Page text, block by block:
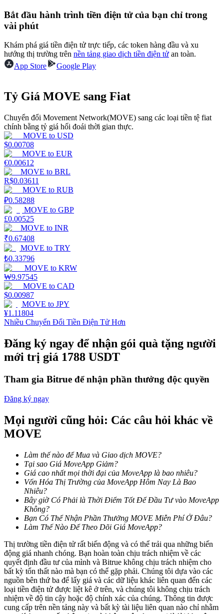
Power Piggy
Staking
Lợi nhuận cao và truy cập ngay lập tức
Launchpool
Đặt cọc linh hoạt để kiếm được các token phổ biến.
Khóa BTR
Đầu tư độc quyền cho người nắm giữ BTR
Khoản vay
Dịch vụ vay được hỗ trợ bằng tiền điện tử
Bắt đầu hành trình tiền điện tử của bạn chỉ trong
vài phút
Khám phá giá tiền điện tử trực tiếp, các token hàng đầu và xu
hướng thị trường trên nền tảng giao dịch tiền điện tử an toàn.
App Store
Google Play
Tỷ Giá MOVE sang Fiat
Chuyển đổi Movement Network(MOVE) sang các loại tiền tệ fiat
chính bằng tỷ giá hối đoái thời gian thực.
MOVE to USD
$0.00708
MOVE to EUR
€0.00612
MOVE to BRL
R$0.03611
MOVE to RUB
₽0.58288
MOVE to GBP
£0.00525
MOVE to INR
₹0.67408
MOVE to TRY
₺0.33796
MOVE to KRW
₩9.97545
MOVE to CAD
$0.00987
MOVE to JPY
¥1.11804
Nhiều Chuyển Đổi Tiền Điện Tử Hơn
Đăng ký ngay để nhận gói quà tặng người
mới trị giá 1788 USDT
Tham gia Bitrue để nhận phần thưởng độc quyền
Đăng ký ngay
Mọi người cũng hỏi: Các câu hỏi khác về
MOVE
Làm thế nào để Mua và Giao dịch MOVE?
Tại sao Giá MoveApp Giảm?
Giá cao nhất mọi thời đại của MoveApp là bao nhiêu?
Vốn Hóa Thị Trường của MoveApp Hôm Nay Là Bao
Nhiêu?
Bây giờ Có Phải là Thời Điểm Tốt Để Đầu Tư vào MoveApp
Không?
Bạn Có Thể Nhận Phần Thưởng MOVE Miễn Phí Ở Đâu?
Làm Thế Nào Để Theo Dõi Giá MoveApp?
Thị trường tiền điện tử rất biến động và có thể trải qua những biến
động giá nhanh chóng. Bạn hoàn toàn chịu trách nhiệm về các
quyết định đầu tư của mình và Bitrue không chịu trách nhiệm cho
bất kỳ tổn thất nào mà bạn có thể gặp phải. Chúng tôi dựa vào các
nguồn bên thứ ba để lấy giá và các dữ liệu khác liên quan đến các
loại tiền điện tử được liệt kê ở trên, và chúng tôi không chịu trách
nhiệm về độ tin cậy hoặc độ chính xác của chúng. Thông tin được
cung cấp trên nền tảng này và bất kỳ tài liệu liên quan nào chỉ nhằm